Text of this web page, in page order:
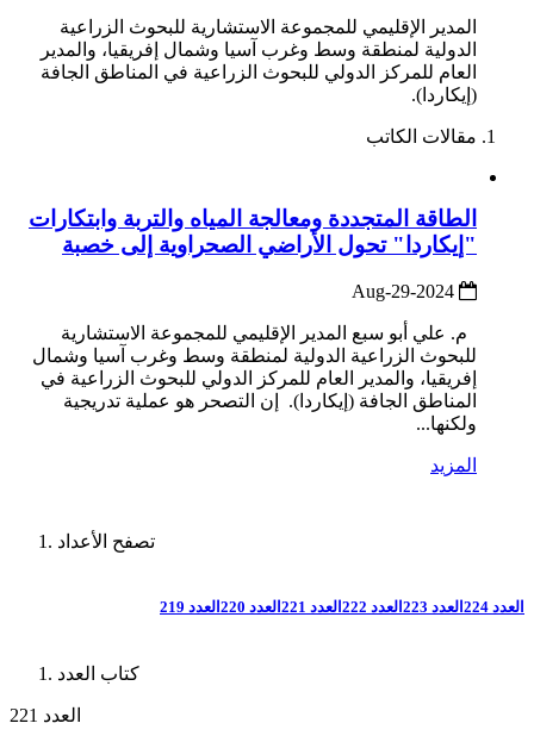
المدير الإقليمي للمجموعة الاستشارية للبحوث الزراعية
الدولية لمنطقة وسط وغرب آسيا وشمال إفريقيا، والمدير
العام للمركز الدولي للبحوث الزراعية في المناطق الجافة
(إيكاردا).
مقالات الكاتب
الطاقة المتجددة ومعالجة المياه والتربة وابتكارات
"إيكاردا" تحول الأراضي الصحراوية إلى خصبة
م. علي أبو سبع المدير الإقليمي للمجموعة الاستشارية
للبحوث الزراعية الدولية لمنطقة وسط وغرب آسيا وشمال
إفريقيا، والمدير العام للمركز الدولي للبحوث الزراعية في
المناطق الجافة (إيكاردا). إن التصحر هو عملية تدريجية
ولكنها...
المزيد
تصفح الأعداد
العدد 224 العدد 223 العدد 222 العدد 221 العدد 220 العدد 219
كتاب العدد
العدد 221